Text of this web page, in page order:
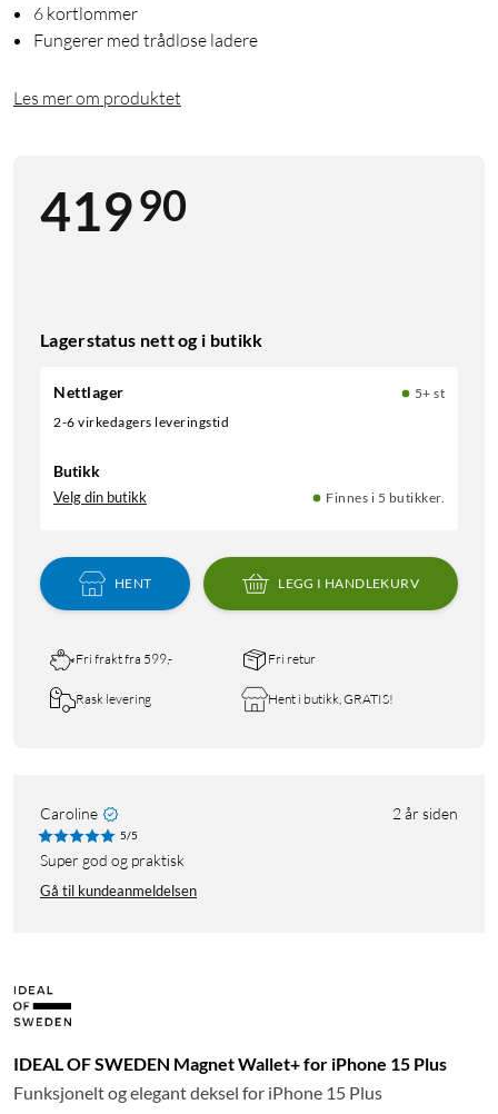
6 kortlommer
Fungerer med trådløse ladere
Les mer om produktet
41990
Lagerstatus nett og i butikk
Nettlager
5+ st
2-6 virkedagers leveringstid
Butikk
Velg din butikk Finnes i 5 butikker.
HENT LEGG I HANDLEKURV
Fri frakt fra 599,- Fri retur
Rask levering Hent i butikk, GRATIS!
Caroline 2 år siden
5/5
Super god og praktisk
Gå til kundeanmeldelsen
IDEAL OF SWEDEN Magnet Wallet+ for iPhone 15 Plus
Funksjonelt og elegant deksel for iPhone 15 Plus